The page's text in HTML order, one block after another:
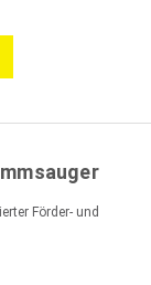
Förder- und